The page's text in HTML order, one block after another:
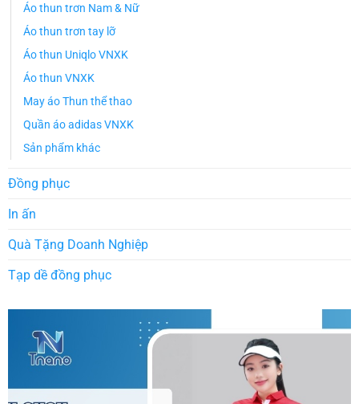
Áo thun trơn Nam & Nữ
Áo thun trơn tay lỡ
Áo thun Uniqlo VNXK
Áo thun VNXK
May áo Thun thể thao
Quần áo adidas VNXK
Sản phẩm khác
Đồng phục
In ấn
Quà Tặng Doanh Nghiệp
Tạp dề đồng phục